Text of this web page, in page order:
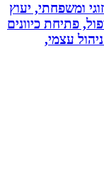
יעוץ
כיוונים
עצמי,